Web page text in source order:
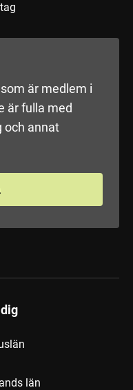
är medlem i
är fulla med
och annat
län